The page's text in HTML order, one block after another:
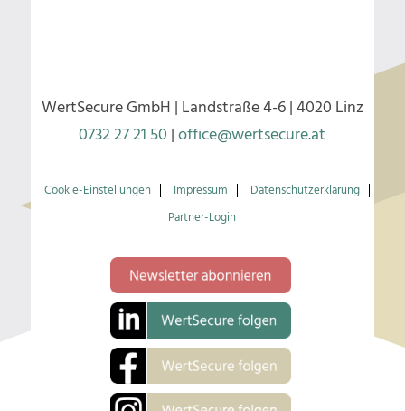
WertSecure GmbH | Landstraße 4-6 | 4020 Linz
0732 27 21 50 |office@wertsecure.at
Cookie-Einstellungen Impressum
Datenschutzerklärung
Partner-Login